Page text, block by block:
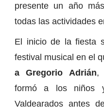
presente un año
todas las actividades
El inicio de la fiesta
festival musical en el
a Gregorio Adrián,
formó a los niños
Valdearados antes